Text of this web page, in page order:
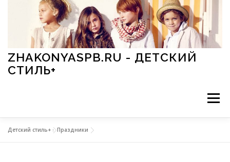
Перейти к содержимому
ZHAKONYASPB.RU - ДЕТСКИЙ
СТИЛЬ+
Меню
Детский стиль+ »Праздники